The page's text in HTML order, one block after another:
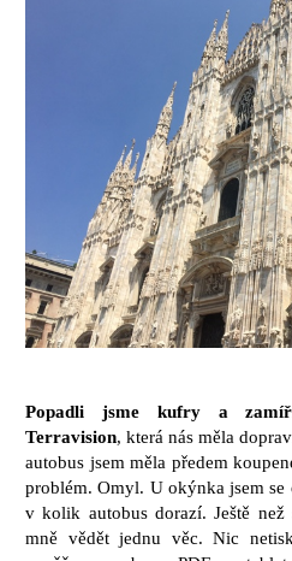
Popadli jsme kufry a
Terravision, která nás měla
autobus jsem měla předem
problém. Omyl. U okýnka jsem se
v kolik autobus dorazí. Ještě
mně vědět jednu věc. Nic